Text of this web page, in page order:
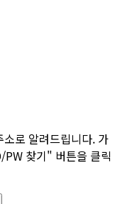
로 알려드립니다. 가
찾기" 버튼을 클릭